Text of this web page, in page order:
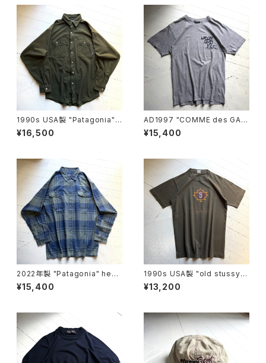
1990s USA製 "Patagonia"
L/S fleece shirt
¥16,500
AD1997 "COMME des GAR
ÇONS HOMME PLUS" S/S
T-shirt
¥15,400
2022年製 "Patagonia" heav
y flannel shirt
¥15,400
1990s USA製 "old stussy"
S/S T-shirt
¥13,200